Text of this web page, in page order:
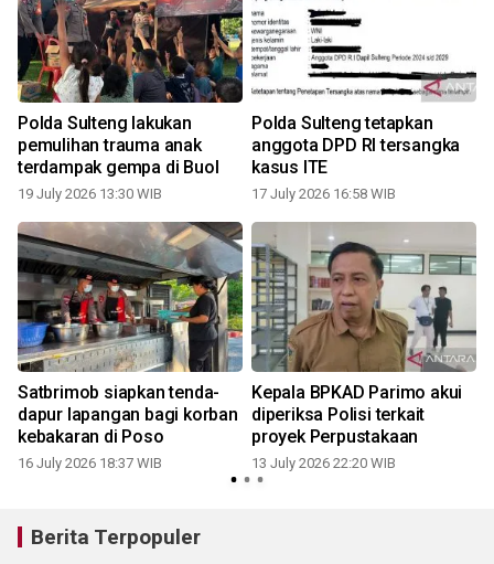
Polda Sulteng lakukan
pemulihan trauma anak
terdampak gempa di Buol
19 July 2026 13:30 WIB
Polda Sulteng tetapkan
anggota DPD RI tersangka
kasus ITE
17 July 2026 16:58 WIB
Satbrimob siapkan tenda-
dapur lapangan bagi korban
kebakaran di Poso
16 July 2026 18:37 WIB
Kepala BPKAD Parimo akui
diperiksa Polisi terkait
proyek Perpustakaan
13 July 2026 22:20 WIB
Berita Terpopuler